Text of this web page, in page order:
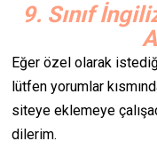
9. Sınıf
Eğer özel olarak
lütfen yorumlar
siteye eklemeye
dilerim.